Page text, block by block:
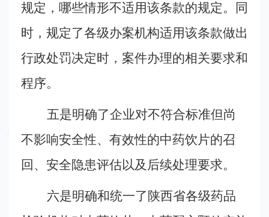
规定，哪些情形不适用该条款的规定。同
时，规定了各级办案机构适用该条款做出
行政处罚决定时，案件办理的相关要求和
程序。
五是明确了企业对不符合标准但尚
不影响安全性、有效性的中药饮片的召
回、安全隐患评估以及后续处理要求。
六是明确和统一了陕西省各级药品